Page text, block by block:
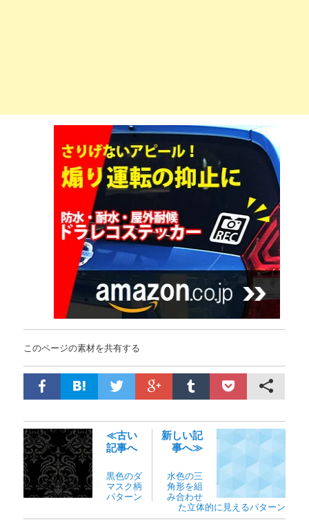
このページの素材を共有する
≪古い
記事へ
黒色のダ
マスク柄
パターン
新しい記
事へ≫
水色の三
角形を組
み合わせ
た立体的に見えるパターン